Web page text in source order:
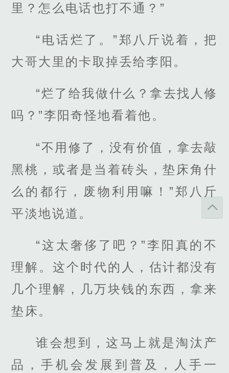
里？怎么电话也打不通？”
“电话烂了。”郑八斤说着，把
大哥大里的卡取掉丢给李阳。
“烂了给我做什么？拿去找人修
吗？”李阳奇怪地看着他。
“不用修了，没有价值，拿去敲
黑桃，或者是当着砖头，垫床角什
么的都行，废物利用嘛！”郑八斤
平淡地说道。
“这太奢侈了吧？”李阳真的不
理解。这个时代的人，估计都没有
几个理解，几万块钱的东西，拿来
垫床。
谁会想到，这马上就是淘汰产
品，手机会发展到普及，人手一